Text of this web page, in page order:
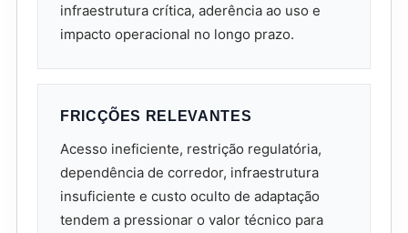
infraestrutura crítica, aderência ao uso e
impacto operacional no longo prazo.
FRICÇÕES RELEVANTES
Acesso ineficiente, restrição regulatória,
dependência de corredor, infraestrutura
insuficiente e custo oculto de adaptação
tendem a pressionar o valor técnico para